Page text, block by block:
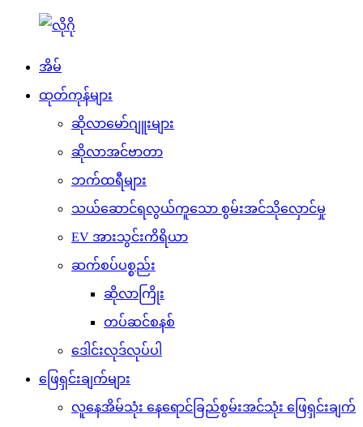
အိမ်
ထုတ်ကုန်များ
ဆိုလာမော်ဂျူးများ
ဆိုလာအင်ဗာတာ
ဘက်ထရီများ
သယ်ဆောင်ရလွယ်ကူသော စွမ်းအင်သိုလှောင်မှု
EV အားသွင်းကိရိယာ
ဆက်စပ်ပစ္စည်း
ဆိုလာကြိုး
တပ်ဆင်စနစ်
ဒေါင်းလုဒ်လုပ်ပါ
ဖြေရှင်းချက်များ
လူနေအိမ်သုံး နေရောင်ခြည်စွမ်းအင်သုံး ဖြေရှင်းချက်